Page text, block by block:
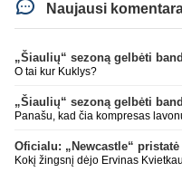
Naujausi
„Šiaulių“ sezoną gelbėti
O tai kur Kuklys?
„Šiaulių“ sezoną gelbėti
Panašu, kad čia kompresas
Oficialu: „Newcastle“
Kokį žingsnį dėjo Ervinas